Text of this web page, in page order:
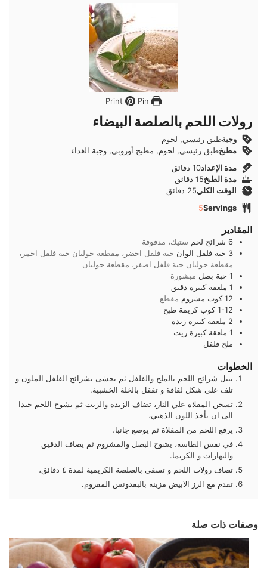
Pin
رولات اللحم بالصلصة البيضاء
وجبةطبق رئيسي, لحوم
مطبخطبق رئيسي, لحوم, مطبخ أوروبي, وجبة الغذاء
مدة الإعداد10دقائق
دقائق
مدة الطبخ15دقائق
دقائق
الوقت الكلي25 دقائق
دقائق
Servings
5
المقادير
6 شرائح لحم ستيك، مدقوقة
3 حبة فلفل الوان حبة فلفل اخضر، مقطعة جوليان حبة فلفل احمر،
مقطعة جوليان حبة فلفل اصفر، مقطعة جوليان
1 حبة بصل مبشورة
1 ملعقة كبيرة دقيق
12 كوب مشروم مقطع
1-12 كوب كريمة طبخ
2 ملعقة كبيرة زبدة
1 ملعقة كبيرة زيت
ملح فلفل
الخطوات
تتبل شرائح اللحم بالملح والفلفل ثم تحشى بشرائح الفلفل الملون و
تلف على شكل لفافة و تقفل بالخلة الخشبية.
تسخن المقلاة علي النار، تضاف الزبدة والزيت ثم يشوح اللحم جيدا
الى ان يأخذ اللون الذهبي،
يرفع اللحم من المقلاة ثم يوضع جانبا،
في نفس الطاسة، يشوح البصل والمشروم ثم يضاف الدقيق
والبهارات و الكريما.
تضاف رولات اللحم و تسقى بالصلصة الكريمية لمدة ٤ دقائق،
تقدم مع الرز الابيض مزينة بالبقدونس المفروم.
وصفات ذات صلة